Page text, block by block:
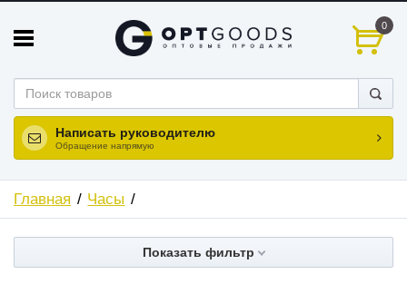
0
Написать руководителю
Обращение напрямую
Главная Часы
Показать фильтр